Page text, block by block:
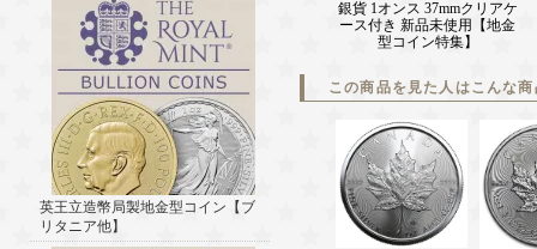
英王立造幣局製地金型コイン【ブ
リタニア他】
銀貨 1オンス 37mmクリアケ
ース付き 新品未使用【地金
型コイン特集】
この商品を見た人はこんな